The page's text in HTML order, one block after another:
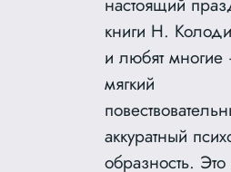
книги Н.
и любят многие
мягкий
аккуратный
образность.